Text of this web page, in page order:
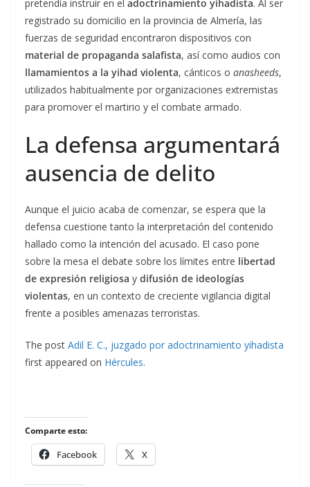
pretendía instruir en el adoctrinamiento yihadista. Al ser
registrado su domicilio en la provincia de Almería, las
fuerzas de seguridad encontraron dispositivos con
material de propaganda salafista, así como audios con
llamamientos a la yihad violenta, cánticos o anasheeds,
utilizados habitualmente por organizaciones extremistas
para promover el martirio y el combate armado.
La defensa argumentará
ausencia de delito
Aunque el juicio acaba de comenzar, se espera que la
defensa cuestione tanto la interpretación del contenido
hallado como la intención del acusado. El caso pone
sobre la mesa el debate sobre los límites entre libertad
de expresión religiosa y difusión de ideologías
violentas, en un contexto de creciente vigilancia digital
frente a posibles amenazas terroristas.
The post Adil E. C., juzgado por adoctrinamiento yihadista
first appeared on Hércules.
Comparte esto:
Facebook X